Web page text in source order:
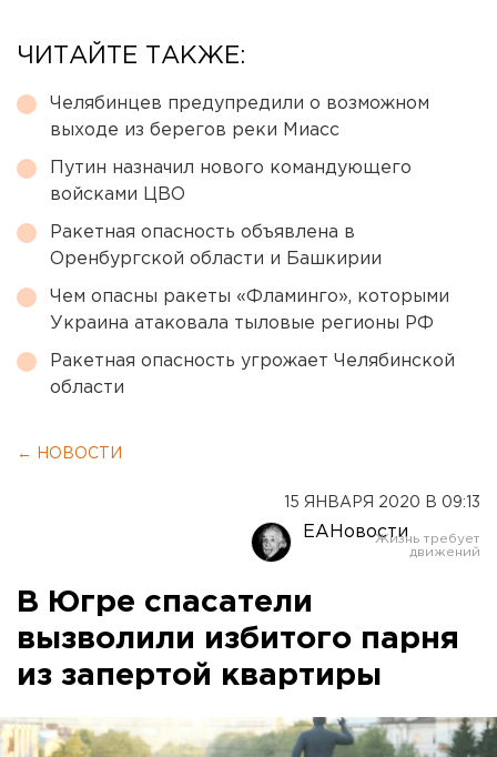
ЧИТАЙТЕ ТАКЖЕ:
Челябинцев предупредили о возможном
выходе из берегов реки Миасс
Путин назначил нового командующего
войсками ЦВО
Ракетная опасность объявлена в
Оренбургской области и Башкирии
Чем опасны ракеты «Фламинго», которыми
Украина атаковала тыловые регионы РФ
Ракетная опасность угрожает Челябинской
области
← НОВОСТИ
15 ЯНВАРЯ 2020 В 09:13
ЕАНовости
В Югре спасатели
вызволили избитого парня
из запертой квартиры